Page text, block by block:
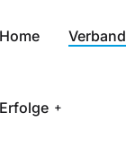
Home Verband
Erfolge